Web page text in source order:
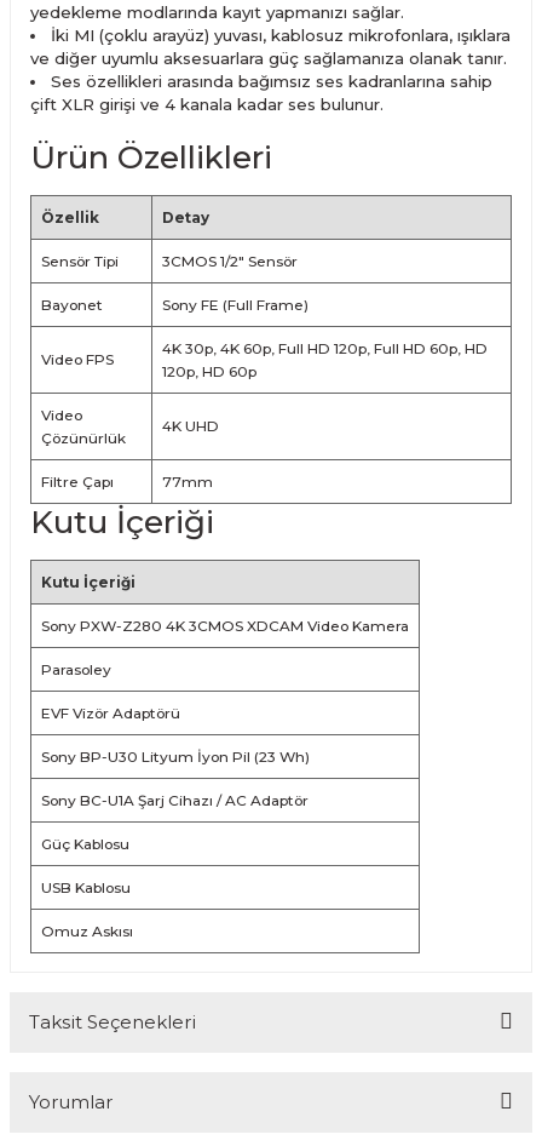
yedekleme modlarında kayıt yapmanızı sağlar.
İki MI (çoklu arayüz) yuvası, kablosuz mikrofonlara, ışıklara
ve diğer uyumlu aksesuarlara güç sağlamanıza olanak tanır.
Ses özellikleri arasında bağımsız ses kadranlarına sahip
çift XLR girişi ve 4 kanala kadar ses bulunur.
Ürün Özellikleri
Özellik Detay
Sensör Tipi 3CMOS 1/2" Sensör
Bayonet Sony FE (Full Frame)
Video FPS
4K 30p, 4K 60p, Full HD 120p, Full HD 60p, HD
120p, HD 60p
Video
Çözünürlük
4K UHD
Filtre Çapı 77mm
Kutu İçeriği
Kutu İçeriği
Sony PXW-Z280 4K 3CMOS XDCAM Video Kamera
Parasoley
EVF Vizör Adaptörü
Sony BP-U30 Lityum İyon Pil (23 Wh)
Sony BC-U1A Şarj Cihazı / AC Adaptör
Güç Kablosu
USB Kablosu
Omuz Askısı
Taksit Seçenekleri
Yorumlar